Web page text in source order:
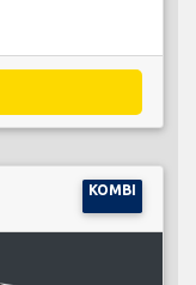
KOMBI